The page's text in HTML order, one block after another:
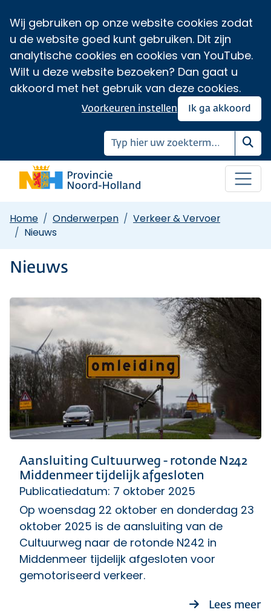
Wij gebruiken op onze website cookies zodat
u de website goed kunt gebruiken. Dit zijn
analytische cookies en cookies van YouTube.
Wilt u deze website bezoeken? Dan gaat u
akkoord met het gebruik van deze cookies.
Ik ga akkoord
Voorkeuren instellen
Home Onderwerpen
Verkeer & Vervoer
Nieuws
Nieuws
Aansluiting Cultuurweg - rotonde N242
Middenmeer tijdelijk afgesloten
Publicatiedatum: 7 oktober 2025
Op woensdag 22 oktober en donderdag 23
oktober 2025 is de aansluiting van de
Cultuurweg naar de rotonde N242 in
Middenmeer tijdelijk afgesloten voor
gemotoriseerd verkeer.
Lees meer